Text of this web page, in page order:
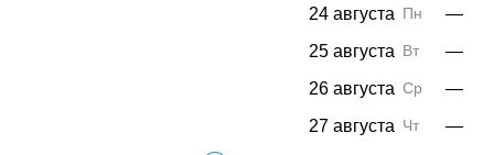
24 августа Пн —
25 августа Вт —
26 августа Ср —
27 августа Чт —